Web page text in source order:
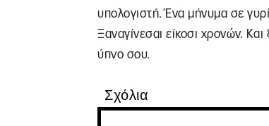
υπολογιστή. Ένα μήνυμα σε
Ξαναγίνεσαι είκοσι χρονών.
ύπνο σου.
Σχόλια